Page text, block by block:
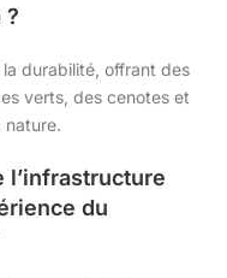
?
durabilité, offrant des
verts, des cenotes et
nature.
l’infrastructure
du